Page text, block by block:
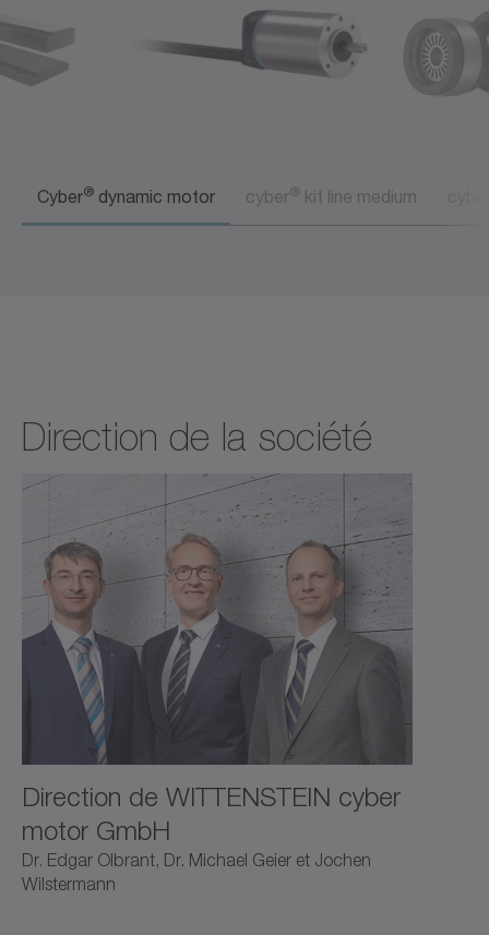
Cyber® dynamic motor cyber® kit line medium
Direction de la société
Direction de WITTENSTEIN cyber
motor GmbH
Dr. Edgar Olbrant, Dr. Michael Geier et Jochen
Wilstermann